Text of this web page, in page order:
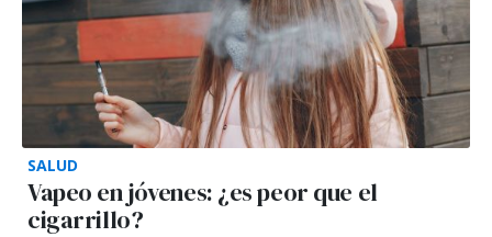
SALUD
Vapeo en jóvenes: ¿es peor que el
cigarrillo?